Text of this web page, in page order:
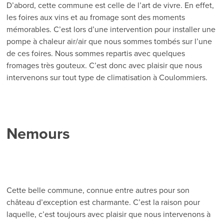
D’abord, cette commune est celle de l’art de vivre. En effet,
les foires aux vins et au fromage sont des moments
mémorables. C’est lors d’une intervention pour installer une
pompe à chaleur air/air que nous sommes tombés sur l’une
de ces foires. Nous sommes repartis avec quelques
fromages très gouteux. C’est donc avec plaisir que nous
intervenons sur tout type de climatisation à Coulommiers.
Nemours
Cette belle commune, connue entre autres pour son
château d’exception est charmante. C’est la raison pour
laquelle, c’est toujours avec plaisir que nous intervenons à